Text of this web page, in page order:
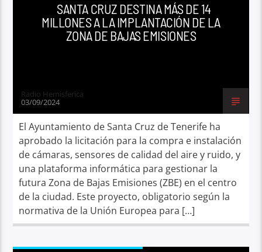
SANTA CRUZ DESTINA MÁS DE 14
MILLONES A LA IMPLANTACIÓN DE LA
ZONA DE BAJAS EMISIONES
Radio Hemisferica
03/09/2024
El Ayuntamiento de Santa Cruz de Tenerife ha
aprobado la licitación para la compra e instalación
de cámaras, sensores de calidad del aire y ruido, y
una plataforma informática para gestionar la
futura Zona de Bajas Emisiones (ZBE) en el centro
de la ciudad. Este proyecto, obligatorio según la
normativa de la Unión Europea para […]